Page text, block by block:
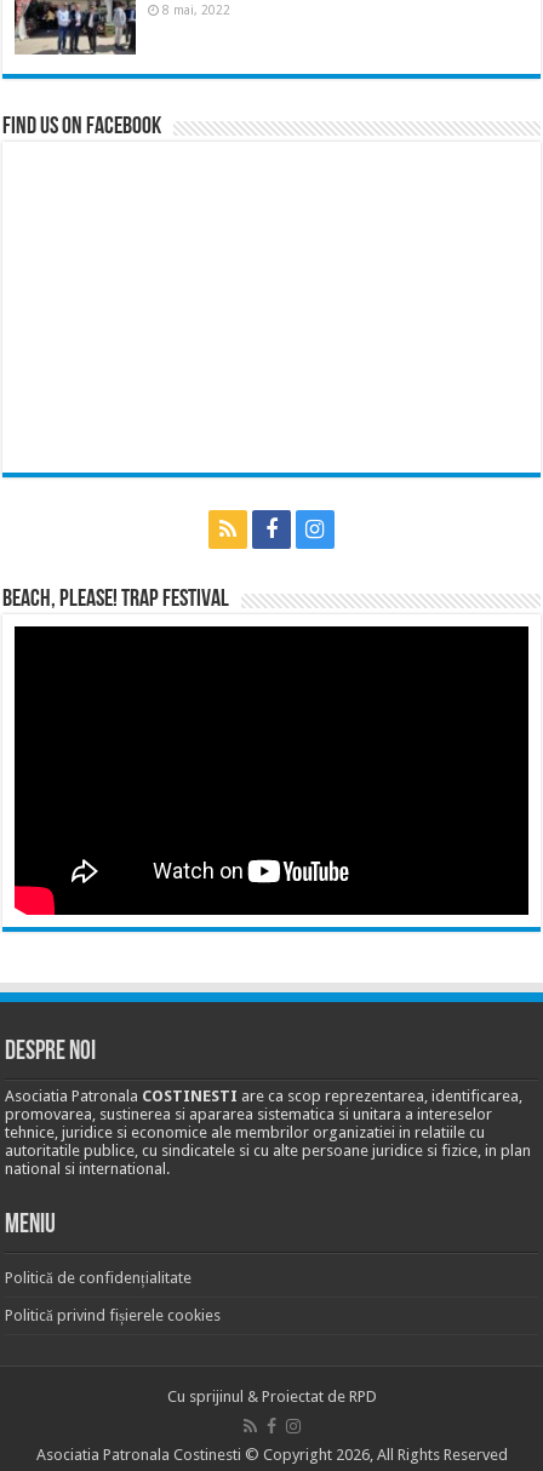
8 mai, 2022
Find us on Facebook
BEACH, PLEASE! Trap Festival
DESPRE NOI
Asociatia Patronala COSTINESTI are ca scop reprezentarea, identificarea,
promovarea, sustinerea si apararea sistematica si unitara a intereselor
tehnice, juridice si economice ale membrilor organizatiei in relatiile cu
autoritatile publice, cu sindicatele si cu alte persoane juridice si fizice, in plan
national si international.
MENIU
Politică de confidențialitate
Politică privind fișierele cookies
Cu sprijinul & Proiectat de RPD
Asociatia Patronala Costinesti © Copyright 2026, All Rights Reserved